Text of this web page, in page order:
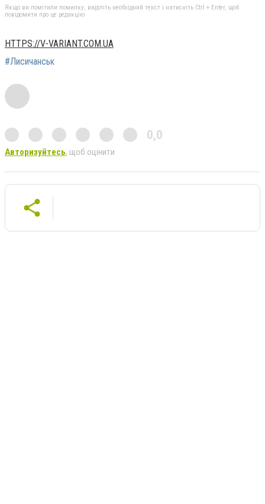
Якщо ви помітили помилку, виділіть необхідний текст і натисніть Ctrl + Enter, щоб
повідомити про це редакцію
HTTPS://V-VARIANT.COM.UA
#Лисичанськ
0,0
Авторизуйтесь, щоб оцінити